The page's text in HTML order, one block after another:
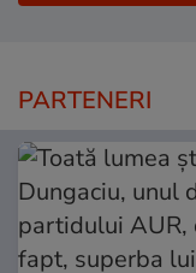
PARTENERI